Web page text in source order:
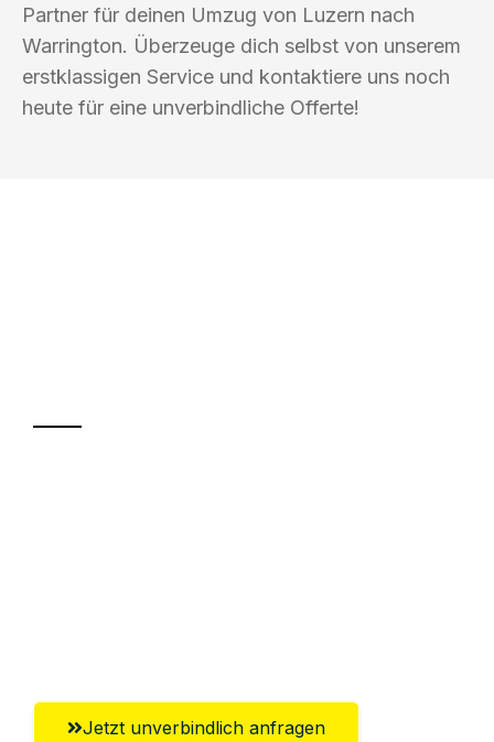
Partner für deinen Umzug von Luzern nach
Warrington. Überzeuge dich selbst von unserem
erstklassigen Service und kontaktiere uns noch
heute für eine unverbindliche Offerte!
Jetzt unverbindlich anfragen